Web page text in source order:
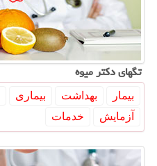
تگهای دكتر میوه
بیمار بهداشت بیماری
آزمایش
خدمات